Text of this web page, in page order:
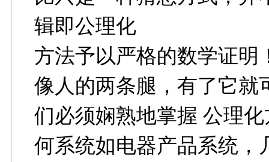
辑即公理化
方法予以严格的数学证明
像人的两条腿，有了它就
们必须娴熟地掌握 公理
何系统如电器产品系统，